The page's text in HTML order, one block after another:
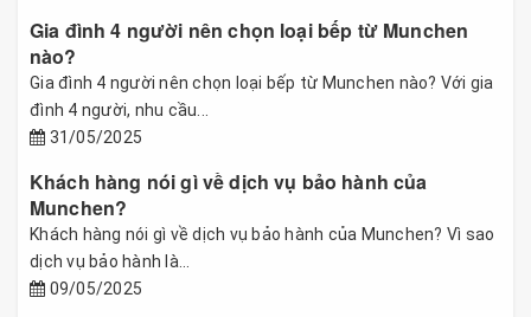
Gia đình 4 người nên chọn loại bếp từ Munchen
nào?
Gia đình 4 người nên chọn loại bếp từ Munchen nào? Với gia
đình 4 người, nhu cầu...
31/05/2025
Khách hàng nói gì về dịch vụ bảo hành của
Munchen?
Khách hàng nói gì về dịch vụ bảo hành của Munchen? Vì sao
dịch vụ bảo hành là...
09/05/2025